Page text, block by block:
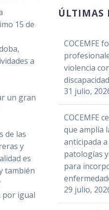
15 de
a
un gran
de las
y
es
también
por igual
ÚLTIMAS
COCEMFE
violencia
discapacidad
31 julio,
COCEMFE
que amplía
anticipada
patologías
para
29 julio,